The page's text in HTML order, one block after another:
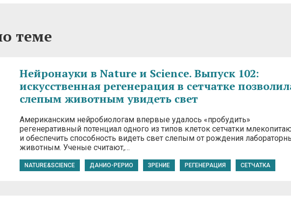
теме
Нейронауки в Nature и Science. Выпуск 102:
искусственная регенерация в сетчатке
слепым животным увидеть свет
Американским нейробиологам впервые удалось «пробудить»
регенеративный потенциал одного из типов клеток сетчатки
и обеспечить способность видеть свет слепым от рождения
животным. Ученые считают,…
NATURE&SCIENCE ДАНИО-РЕРИО ЗРЕНИЕ РЕГЕНЕРАЦИЯ СЕТЧАТКА